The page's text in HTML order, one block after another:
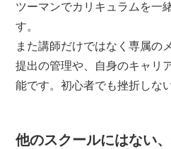
ツーマンでカリキュラムを一
す。
また講師だけではなく専属の
提出の管理や、自身のキャリ
能です。初心者でも挫折しな
他のスクールにはない、